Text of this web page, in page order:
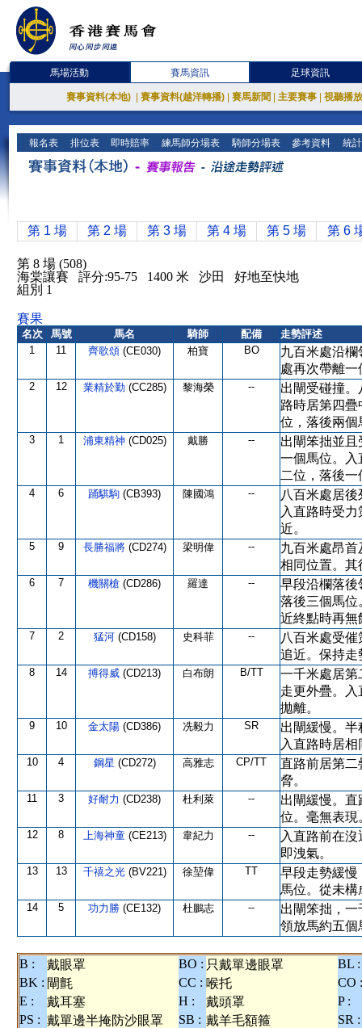
馬場活動 賽馬資訊 足球資訊
賽事資料(本地) 賽事資料(越洋轉播) 賽馬新聞 主要賽事 視聽播
報名表 排位表 即時賠率 練馬師分場表 騎師分場表 參考資料 統
第 1 場 第 2 場 第 3 場 第 4 場 第 5 場 第 6
第 8 場 (508)
海棠讓賽 評分:95-75 1400 米 沙田 好地至快地
組別 1
賽果
名次 馬號 馬名 騎師 配備
走勢評述
1
11 齊歌頌 (CE030) 柏寶 BO
九百米處沿
處再次帶離
2 12 業精於勤 (CC285) 黎海榮 --
出閘受碰撞
路時居第四
位，落後兩個
3 1 浦東精神 (CD025) 戴勝 --
出閘笨拙並
一個馬位。入
二位，落後
4 6 踊騏駒 (CB393) 陳國鴻 --
八百米處居
入直路時受
近。
5 9 長勝福將 (CD274) 梁明偉 --
九百米處昂
相同位置。其
6 7 機關槍 (CD286) 羅達 --
早段沿欄落後
落後三個馬位
近終點時再無
7 2 猛河 (CD158) 史科菲 --
八百米處受
追近。保持走
8 14 搏得威 (CD213) 白布朗 B/TT
一千米處居第
走更外疊。
拋離。
9 10 金太陽 (CD386) 冼毅力 SR
出閘緩慢。
入直路時居
10 4 鋼星 (CD272) 高雅志 CP/TT
直路前居第二
脅。
11 3 好耐力 (CD238) 杜利萊 --
出閘緩慢。
位。毫無表現
12 8 上海神童 (CE213) 韋紀力 --
入直路前在
即洩氣。
13 13 千禧之光 (BV221) 徐堃偉 TT
早段走勢緩慢
馬位。從未構
14 5 功力勝 (CE132) 杜鵬志 --
出閘笨拙，
領放馬約五個
B : 戴眼罩 BO : 只戴單邊眼罩
BL :
BK : 閘氈 CC : 喉托
CO :
E :
戴耳塞 H : 戴頭罩
P :
PS : 戴單邊半掩防沙眼罩 SB : 戴羊毛額箍
SR :